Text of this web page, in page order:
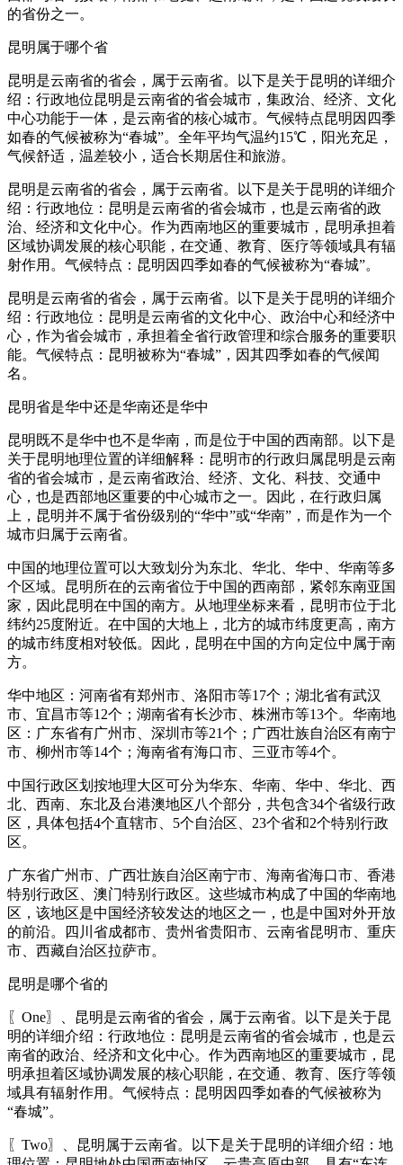
的省份之一。
昆明属于哪个省
昆明是云南省的省会，属于云南省。以下是关于昆明的详细介
绍：行政地位昆明是云南省的省会城市，集政治、经济、文化
中心功能于一体，是云南省的核心城市。气候特点昆明因四季
如春的气候被称为“春城”。全年平均气温约15℃，阳光充足，
气候舒适，温差较小，适合长期居住和旅游。
昆明是云南省的省会，属于云南省。以下是关于昆明的详细介
绍：行政地位：昆明是云南省的省会城市，也是云南省的政
治、经济和文化中心。作为西南地区的重要城市，昆明承担着
区域协调发展的核心职能，在交通、教育、医疗等领域具有辐
射作用。气候特点：昆明因四季如春的气候被称为“春城”。
昆明是云南省的省会，属于云南省。以下是关于昆明的详细介
绍：行政地位：昆明是云南省的文化中心、政治中心和经济中
心，作为省会城市，承担着全省行政管理和综合服务的重要职
能。气候特点：昆明被称为“春城”，因其四季如春的气候闻
名。
昆明省是华中还是华南还是华中
昆明既不是华中也不是华南，而是位于中国的西南部。以下是
关于昆明地理位置的详细解释：昆明市的行政归属昆明是云南
省的省会城市，是云南省政治、经济、文化、科技、交通中
心，也是西部地区重要的中心城市之一。因此，在行政归属
上，昆明并不属于省份级别的“华中”或“华南”，而是作为一个
城市归属于云南省。
中国的地理位置可以大致划分为东北、华北、华中、华南等多
个区域。昆明所在的云南省位于中国的西南部，紧邻东南亚国
家，因此昆明在中国的南方。从地理坐标来看，昆明市位于北
纬约25度附近。在中国的大地上，北方的城市纬度更高，南方
的城市纬度相对较低。因此，昆明在中国的方向定位中属于南
方。
华中地区：河南省有郑州市、洛阳市等17个；湖北省有武汉
市、宜昌市等12个；湖南省有长沙市、株洲市等13个。华南地
区：广东省有广州市、深圳市等21个；广西壮族自治区有南宁
市、柳州市等14个；海南省有海口市、三亚市等4个。
中国行政区划按地理大区可分为华东、华南、华中、华北、西
北、西南、东北及台港澳地区八个部分，共包含34个省级行政
区，具体包括4个直辖市、5个自治区、23个省和2个特别行政
区。
广东省广州市、广西壮族自治区南宁市、海南省海口市、香港
特别行政区、澳门特别行政区。这些城市构成了中国的华南地
区，该地区是中国经济较发达的地区之一，也是中国对外开放
的前沿。四川省成都市、贵州省贵阳市、云南省昆明市、重庆
市、西藏自治区拉萨市。
昆明是哪个省的
〖One〗、昆明是云南省的省会，属于云南省。以下是关于昆
明的详细介绍：行政地位：昆明是云南省的省会城市，也是云
南省的政治、经济和文化中心。作为西南地区的重要城市，昆
明承担着区域协调发展的核心职能，在交通、教育、医疗等领
域具有辐射作用。气候特点：昆明因四季如春的气候被称为
“春城”。
〖Two〗、昆明属于云南省。以下是关于昆明的详细介绍：地